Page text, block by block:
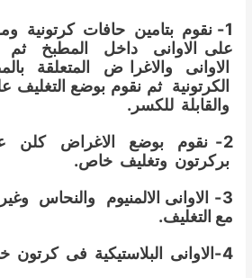
1- نقوم بتامين حافات كرتونية
على الاوانى داخل المطبخ
الاوانى والاغرا ض المتعلقة
الكرتونية ثم نقوم بوضع التغليف
والقابلة للكسر.
2- نقوم بوضع الاغراض كلن
بركرتون وتغليف خاص.
3- الاوانى الالمنيوم والنحاس
مع التغليف.
4-الاوانى البلاستيكية فى كرتون خاص .